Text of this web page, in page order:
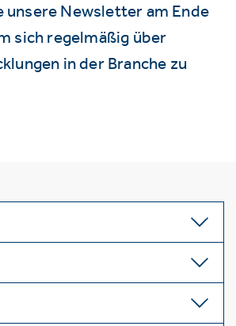
unsere Newsletter am Ende
sich regelmäßig über
in der Branche zu